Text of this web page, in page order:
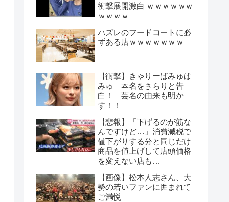
衝撃展開激白 ｗｗｗｗｗｗ
ｗｗｗｗ
ハズレのフードコートに必
ずある店ｗｗｗｗｗｗｗ
【衝撃】きゃりーぱみゅぱ
みゅ 本名をさらりと告
白！ 芸名の由来も明か
す！！
【悲報】「下げるのが筋な
んですけど…」消費減税で
値下がりする分と同じだけ
商品を値上げして店頭価格
を変えない店も…
【画像】松本人志さん、大
勢の若いファンに囲まれて
ご満悦